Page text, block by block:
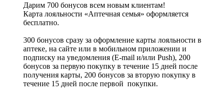
Дарим 700 бонусов всем новым клиентам!
Карта лояльности «Аптечная семья» оформляется
бесплатно.
300 бонусов сразу за оформление карты лояльности в
аптеке, на сайте или в мобильном приложении и
подписку на уведомления (E-mail и/или Push), 200
бонусов за первую покупку в течение 15 дней после
получения карты, 200 бонусов за вторую покупку в
течение 15 дней после первой покупки.